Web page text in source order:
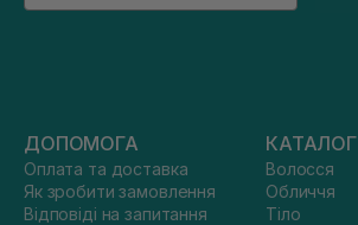
ДОПОМОГА
Оплата та доставка
Як зробити замовлення
Відповіді на запитання
КАТАЛОГ
Волосся
Обличчя
Тіло